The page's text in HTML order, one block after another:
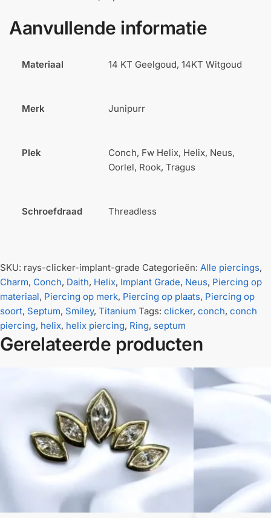
Aanvullende informatie
Materiaal 14 KT Geelgoud, 14KT Witgoud
Merk Junipurr
Plek
Conch, Fw Helix, Helix, Neus,
Oorlel, Rook, Tragus
Schroefdraad Threadless
SKU: rays-clicker-implant-grade Categorieën: Alle piercings,
Charm, Conch, Daith, Helix, Implant Grade, Neus, Piercing op
materiaal, Piercing op merk, Piercing op plaats, Piercing op
soort, Septum, Smiley, Titanium Tags: clicker, conch, conch
piercing, helix, helix piercing, Ring, septum
Gerelateerde producten